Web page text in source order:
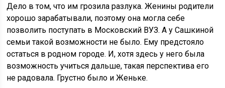
Дело в том, что им грозила разлука. Женины родители
хорошо зарабатывали, поэтому она могла себе
позволить поступать в Московский ВУЗ. А у Сашкиной
семьи такой возможности не было. Ему предстояло
остаться в родном городе. И, хотя здесь у него была
возможность учиться дальше, такая перспектива его
не радовала. Грустно было и Женьке.